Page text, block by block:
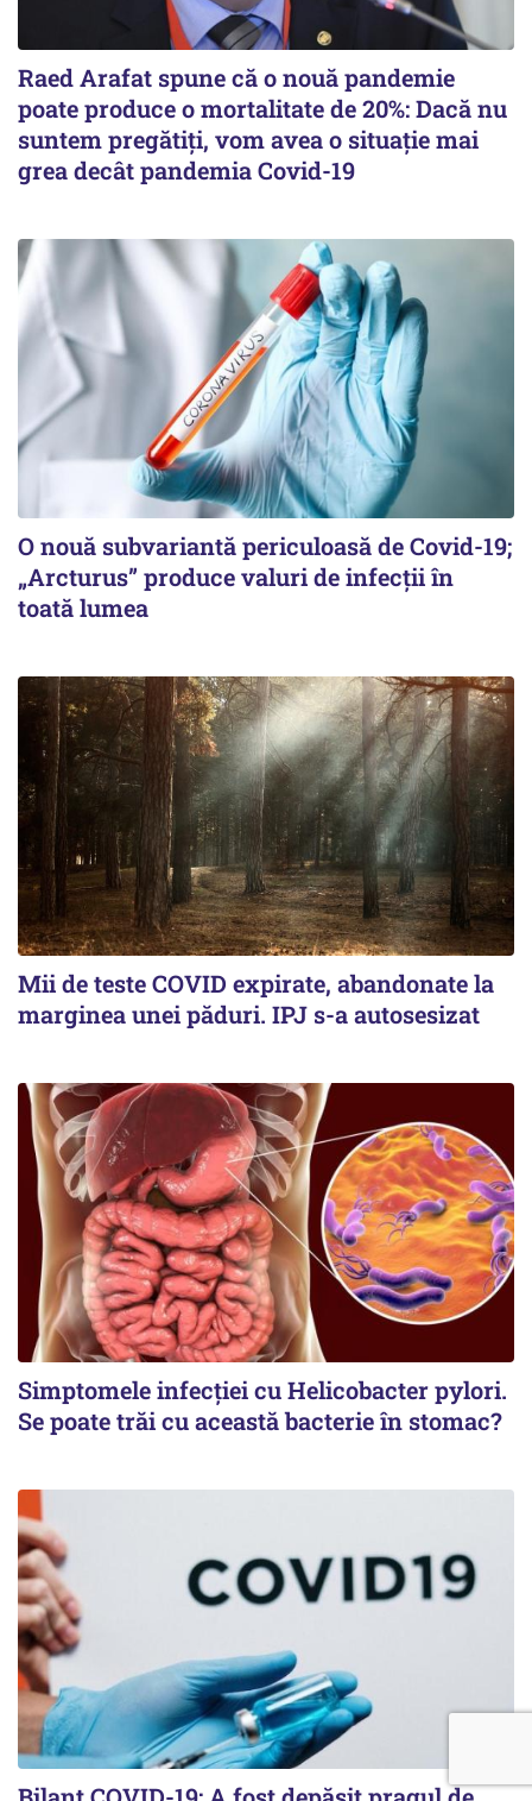
Raed Arafat spune că o nouă pandemie
poate produce o mortalitate de 20%: Dacă nu
suntem pregătiți, vom avea o situație mai
grea decât pandemia Covid-19
O nouă subvariantă periculoasă de Covid-19;
„Arcturus” produce valuri de infecții în
toată lumea
Mii de teste COVID expirate, abandonate la
marginea unei păduri. IPJ s-a autosesizat
Simptomele infecției cu Helicobacter pylori.
Se poate trăi cu această bacterie în stomac?